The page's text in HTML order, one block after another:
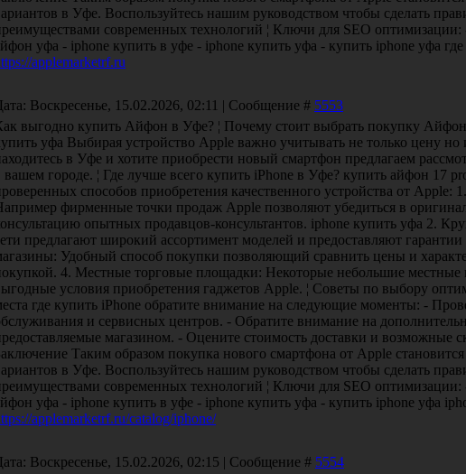
в Уфе. Воспользуйтесь нашим руководством чтобы сделать
современных технологий ¦ Ключи для SEO
уфа - iphone купить в уфе - iphone купить уфа - купить iphone уфа
applemarketrf.ru
Воскресенье, 15.02.2026, 02:11 | Сообщение # 5553
выгодно купить Айфон в Уфе? ¦ Почему стоит выбрать покупку
уфа Выбирая устройство Apple важно учитывать не только цену
в Уфе и хотите приобрести новый смартфон предлагаем
вашем городе. ¦ Где лучше всего купить iPhone в Уфе? купить айфон 17
способов приобретения качественного устройства от
фирменные точки продаж Apple позволяют убедиться в
опытных продавцов-консультантов. iphone купить уфа 2.
предлагают широкий ассортимент моделей и предоставляют
Удобный способ покупки позволяющий сравнить цены и
4. Местные торговые площадки: Некоторые небольшие
условия приобретения гаджетов Apple. ¦ Советы по выбору
где купить iPhone обратите внимание на следующие моменты: -
и сервисных центров. - Обратите внимание на
магазином. - Оцените стоимость доставки и возможные
Таким образом покупка нового смартфона от Apple
в Уфе. Воспользуйтесь нашим руководством чтобы сделать
современных технологий ¦ Ключи для SEO
уфа - iphone купить в уфе - iphone купить уфа - купить iphone уфа
applemarketrf.ru/catalog/iphone/
Воскресенье, 15.02.2026, 02:15 | Сообщение # 5554